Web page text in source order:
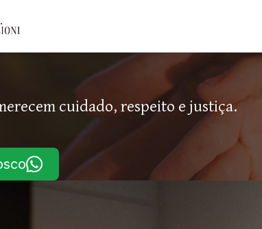
cuidado, respeito e justiça.